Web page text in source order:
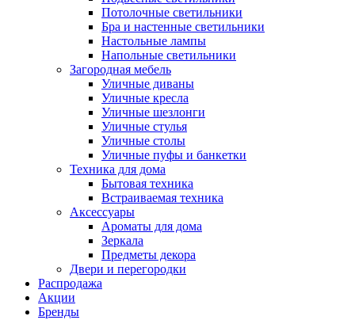
Потолочные светильники
Бра и настенные светильники
Настольные лампы
Напольные светильники
Загородная мебель
Уличные диваны
Уличные кресла
Уличные шезлонги
Уличные стулья
Уличные столы
Уличные пуфы и банкетки
Техника для дома
Бытовая техника
Встраиваемая техника
Аксессуары
Ароматы для дома
Зеркала
Предметы декора
Двери и перегородки
Распродажа
Акции
Бренды